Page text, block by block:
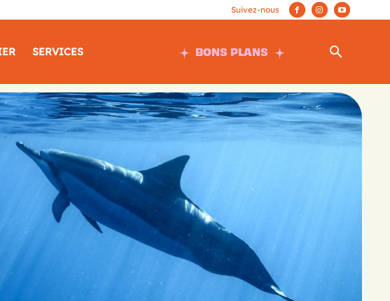
SERVICES BONS PLANS